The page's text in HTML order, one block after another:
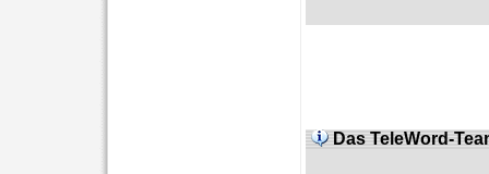
Das TeleWord-